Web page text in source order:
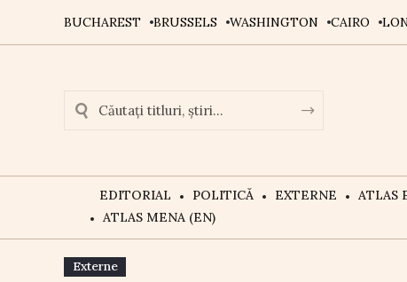
BUCHAREST BRUSSELS WASHINGTON CAIRO
EDITORIAL POLITICĂ EXTERNE ATLAS
ATLAS MENA (EN)
Externe